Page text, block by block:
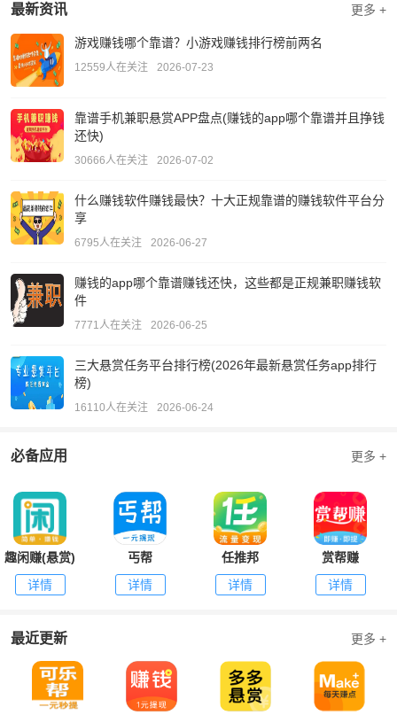
最新资讯 更多 +
游戏赚钱哪个靠谱？小游戏赚钱排行榜前两名
12559人在关注 2026-07-23
靠谱手机兼职悬赏APP盘点(赚钱的app哪个靠谱并且挣钱
还快)
30666人在关注 2026-07-02
什么赚钱软件赚钱最快？十大正规靠谱的赚钱软件平台分
享
6795人在关注 2026-06-27
赚钱的app哪个靠谱赚钱还快，这些都是正规兼职赚钱软
件
7771人在关注 2026-06-25
三大悬赏任务平台排行榜(2026年最新悬赏任务app排行
榜)
16110人在关注 2026-06-24
必备应用 更多 +
趣闲赚(悬赏)
详情
丐帮
详情
任推邦
详情
赏帮赚
详情
最近更新 更多 +